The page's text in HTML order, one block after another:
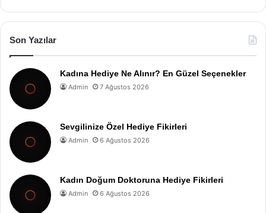
Son Yazılar
Kadına Hediye Ne Alınır? En Güzel Seçenekler
Admin 7 Ağustos 2026
Sevgilinize Özel Hediye Fikirleri
Admin 6 Ağustos 2026
Kadın Doğum Doktoruna Hediye Fikirleri
Admin 6 Ağustos 2026